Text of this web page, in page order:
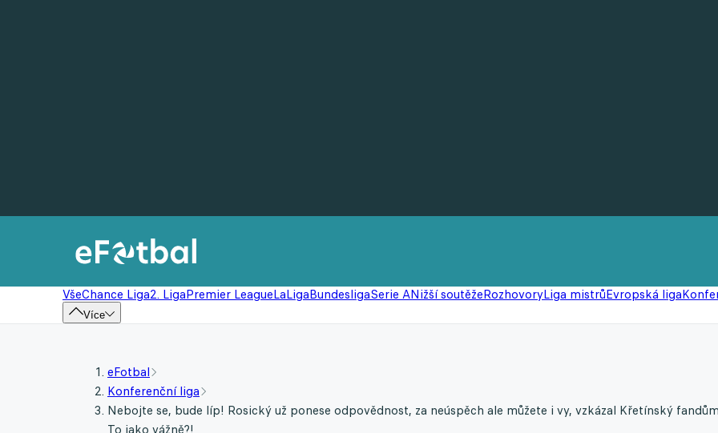
VšeChance Liga2. LigaPremier LeagueLaLigaBundesligaSerie ANižší soutěžeRozhovoryLiga mistrůEvropská liga
Více
eFotbal
Konferenční liga
Nebojte se, bude líp! Rosický už ponese odpovědnost, za neúspěch ale můžete i vy, vzkázal Křetínský
To jako vážně?!